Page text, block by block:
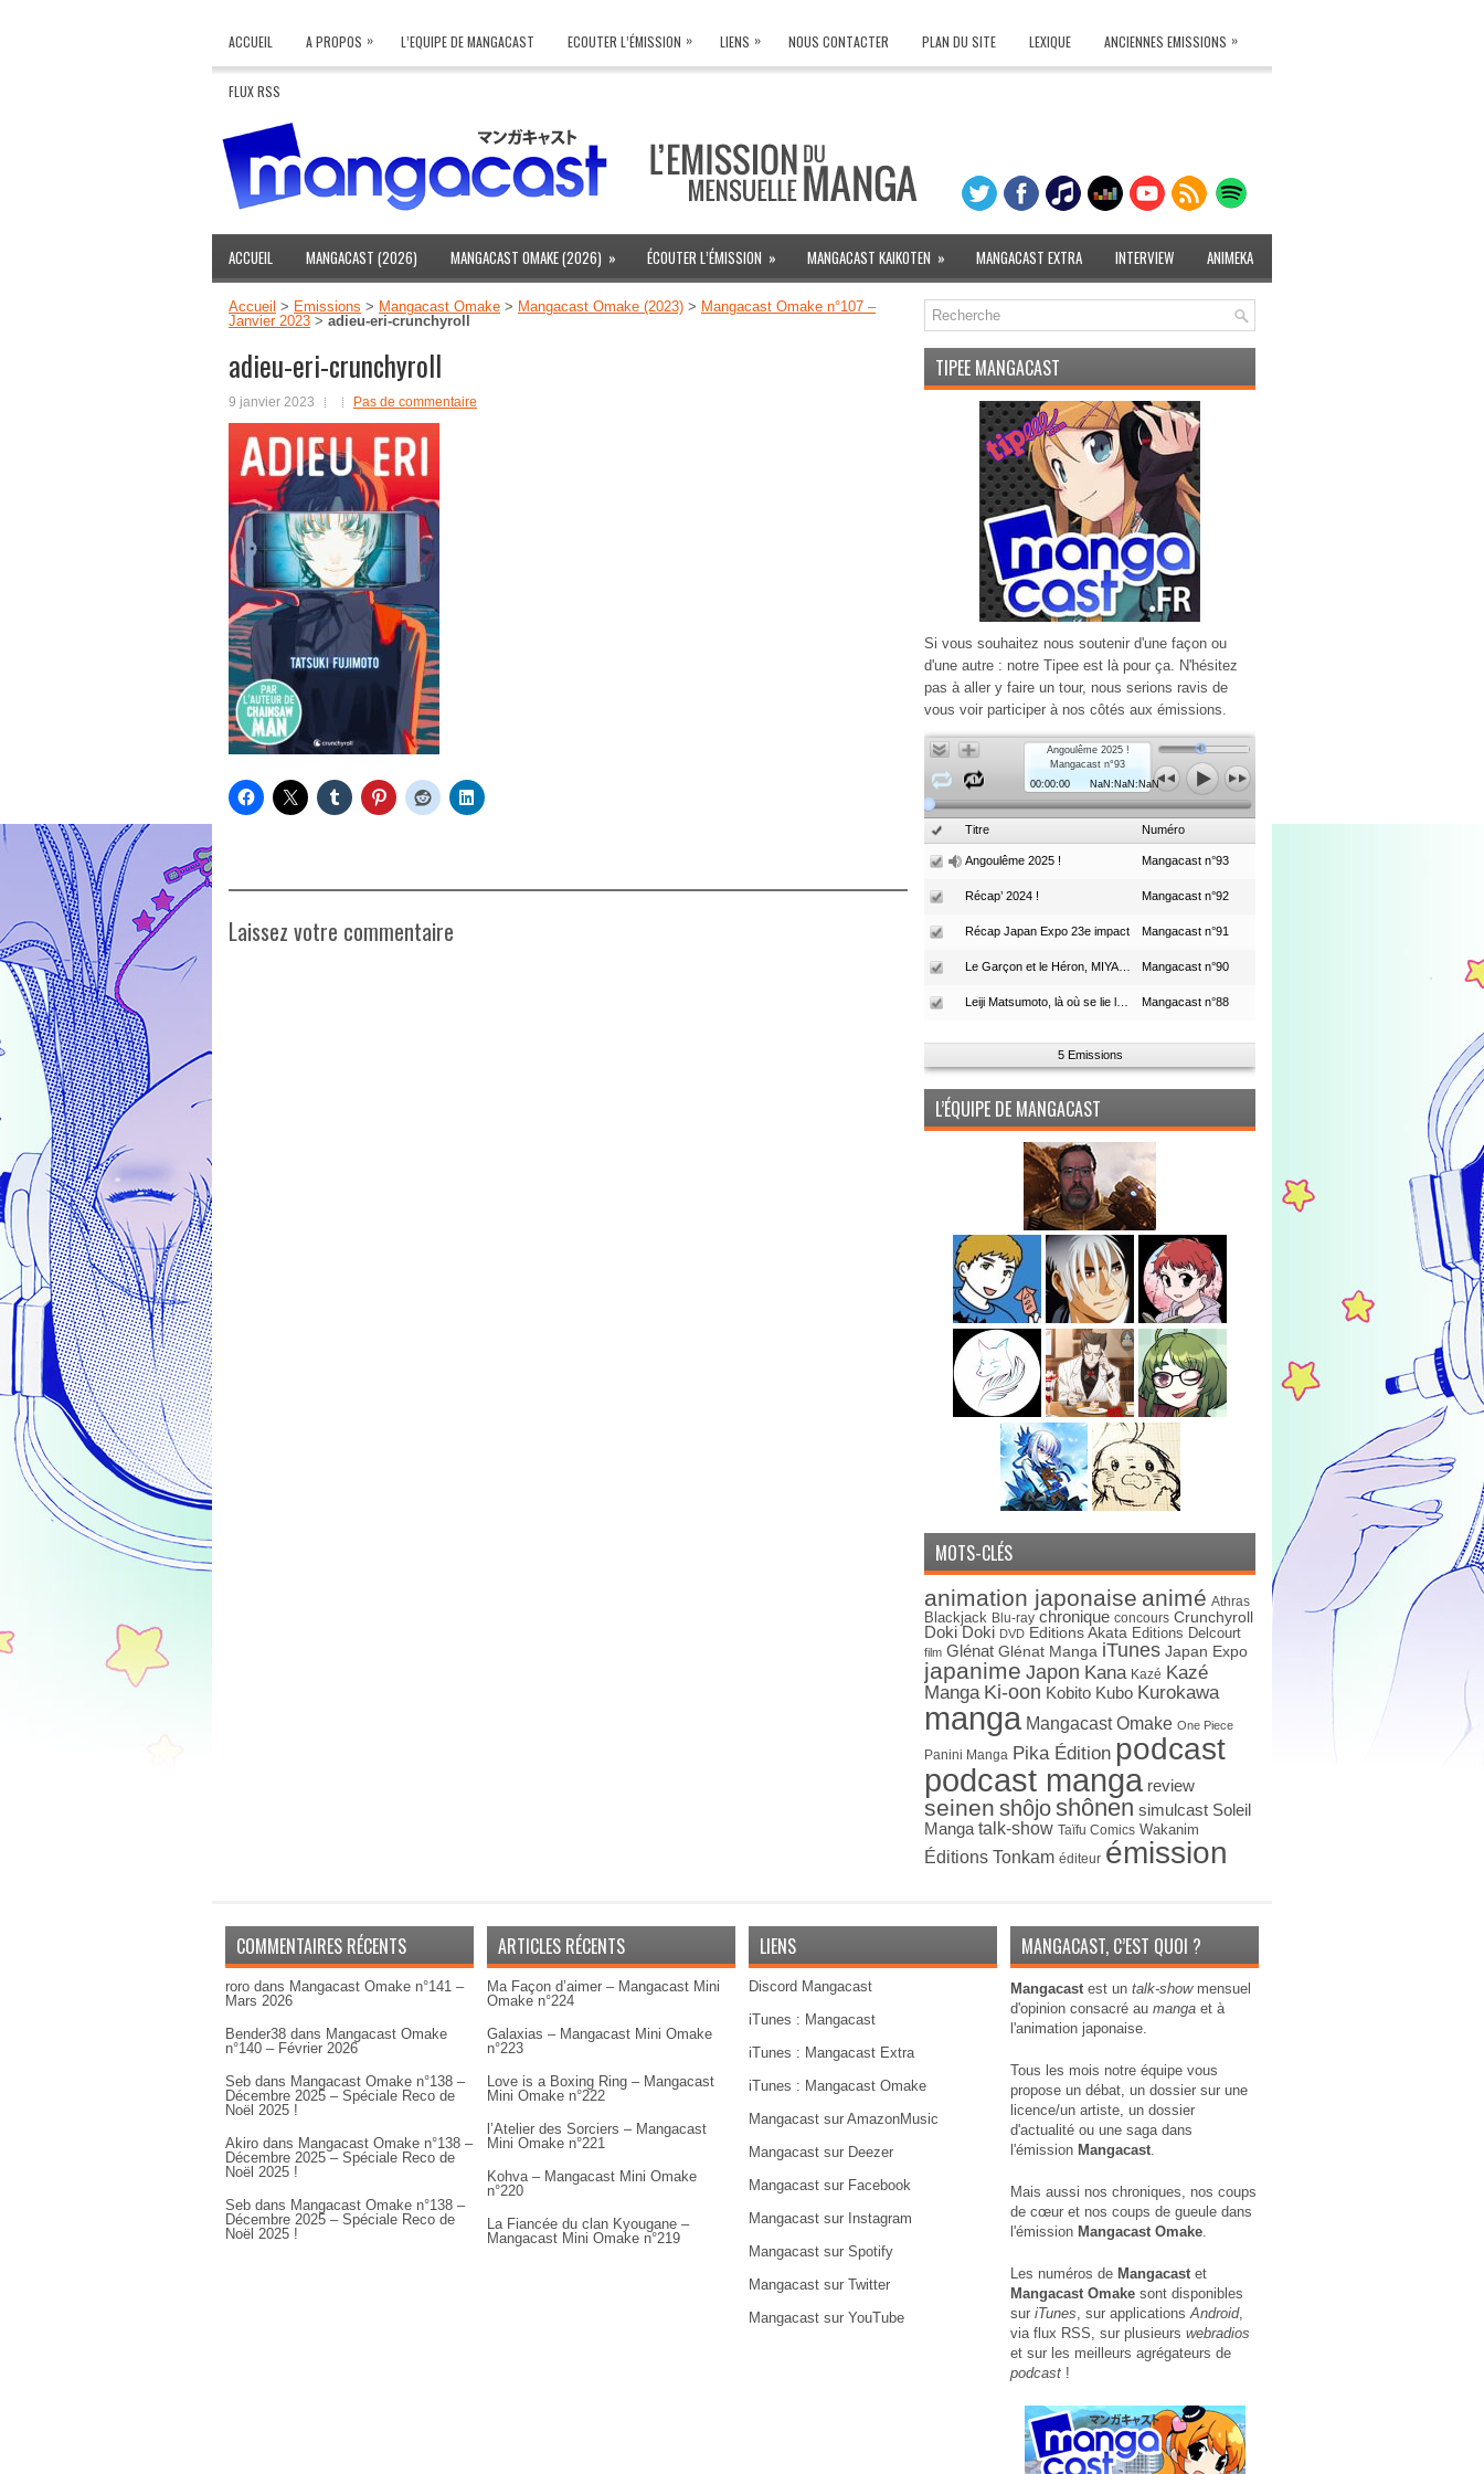
ACCUEIL A PROPOS » L’EQUIPE DE MANGACAST ECOUTER L’ÉMISSION » LIENS » NOUS CONTACTER PLAN DU SITE LEXIQUE ANCIENNES EMISSIONS »
FLUX RSS
ACCUEIL MANGACAST (2026) MANGACAST OMAKE (2026) » ÉCOUTER L’ÉMISSION » MANGACAST KAIKOTEN » MANGACAST EXTRA INTERVIEW ANIMEKA
Accueil > Emissions > Mangacast Omake > Mangacast Omake (2023) > Mangacast Omake n°107 –
Janvier 2023 > adieu-eri-crunchyroll
adieu-eri-crunchyroll
9 janvier 2023 Pas de commentaire
Laissez votre commentaire
TIPEE MANGACAST
Si vous souhaitez nous soutenir d'une façon ou
d'une autre : notre Tipee est là pour ça. N'hésitez
pas à aller y faire un tour, nous serions ravis de
vous voir participer à nos côtés aux émissions.
Angoulême 2025 !
Mangacast n°93
00:00:00
NaN:NaN:NaN
Titre Numéro
Angoulême 2025 ! Mangacast n°93
Récap’ 2024 ! Mangacast n°92
Récap Japan Expo 23e impact Mangacast n°91
Mangacast n°90
Mangacast n°88
5 Emissions
L’ÉQUIPE DE MANGACAST
MOTS-CLÉS
animation japonaise animé Athras
Blackjack Blu-ray chronique concours Crunchyroll
Doki Doki DVD Editions Akata Editions Delcourt
film Glénat Glénat Manga iTunes Japan Expo
japanime Japon Kana Kazé Kazé
Manga Ki-oon Kobito Kubo Kurokawa
manga Mangacast Omake One Piece
Panini Manga Pika Édition podcast
podcast manga review
seinen shôjoshônen simulcast Soleil
Manga talk-show Taïfu Comics Wakanim
Éditions Tonkam éditeur émission
COMMENTAIRES RÉCENTS
roro dans Mangacast Omake n°141 –
Mars 2026
Bender38 dans Mangacast Omake
n°140 – Février 2026
Seb dans Mangacast Omake n°138 –
Décembre 2025 – Spéciale Reco de
Noël 2025 !
Akiro dans Mangacast Omake n°138 –
Décembre 2025 – Spéciale Reco de
Noël 2025 !
Seb dans Mangacast Omake n°138 –
Décembre 2025 – Spéciale Reco de
Noël 2025 !
ARTICLES RÉCENTS
Ma Façon d’aimer – Mangacast Mini
Omake n°224
Galaxias – Mangacast Mini Omake
n°223
Love is a Boxing Ring – Mangacast
Mini Omake n°222
l’Atelier des Sorciers – Mangacast
Mini Omake n°221
Kohva – Mangacast Mini Omake
n°220
La Fiancée du clan Kyougane –
Mangacast Mini Omake n°219
LIENS
Discord Mangacast
iTunes : Mangacast
iTunes : Mangacast Extra
iTunes : Mangacast Omake
Mangacast sur AmazonMusic
Mangacast sur Deezer
Mangacast sur Facebook
Mangacast sur Instagram
Mangacast sur Spotify
Mangacast sur Twitter
Mangacast sur YouTube
MANGACAST, C’EST QUOI ?
Mangacastest un talk-showmensuel
d'opinion consacré au manga et à
l'animation japonaise.
Tous les mois notre équipe vous
propose un débat, un dossier sur une
licence/un artiste, un dossier
d'actualité ou une saga dans
l'émission Mangacast.
Mais aussi nos chroniques, nos coups
de cœur et nos coups de gueule dans
l'émission Mangacast Omake.
Les numéros de Mangacastet
Mangacast Omake sont disponibles
sur iTunes, sur applicationsAndroid,
via flux RSS, sur plusieurs webradios
et sur les meilleurs agrégateurs de
podcast !